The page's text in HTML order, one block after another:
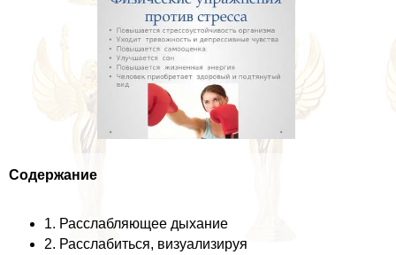
Содержание
1. Расслабляющее дыхание
2. Расслабиться, визуализируя